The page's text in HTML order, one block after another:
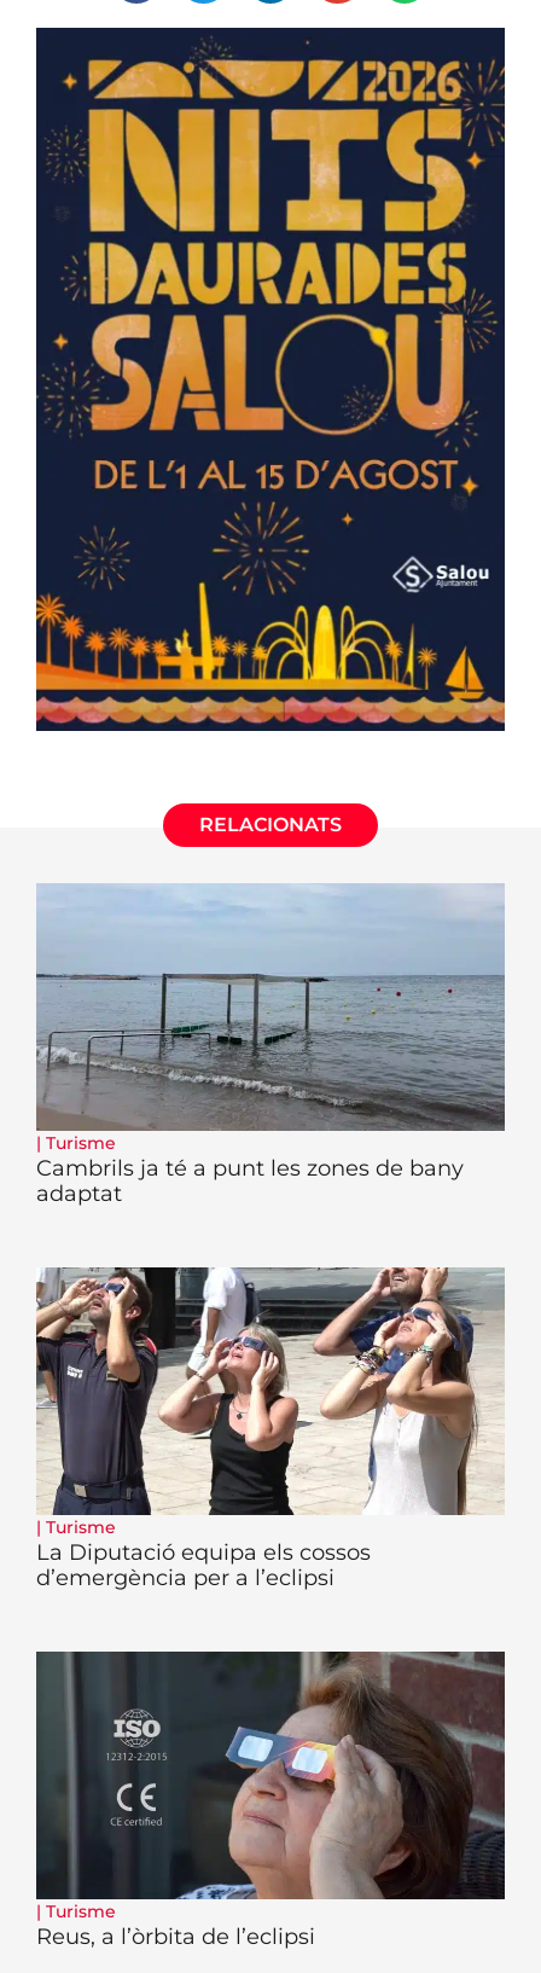
RELACIONATS
| Turisme
Cambrils ja té a punt les zones de bany
adaptat
| Turisme
La Diputació equipa els cossos
d’emergència per a l’eclipsi
| Turisme
Reus, a l’òrbita de l’eclipsi